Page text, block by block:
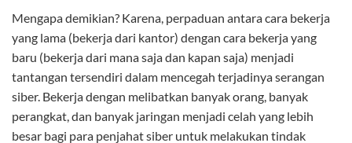
Mengapa demikian? Karena, perpaduan antara cara bekerja
yang lama (bekerja dari kantor) dengan cara bekerja yang
baru (bekerja dari mana saja dan kapan saja) menjadi
tantangan tersendiri dalam mencegah terjadinya serangan
siber. Bekerja dengan melibatkan banyak orang, banyak
perangkat, dan banyak jaringan menjadi celah yang lebih
besar bagi para penjahat siber untuk melakukan tindak